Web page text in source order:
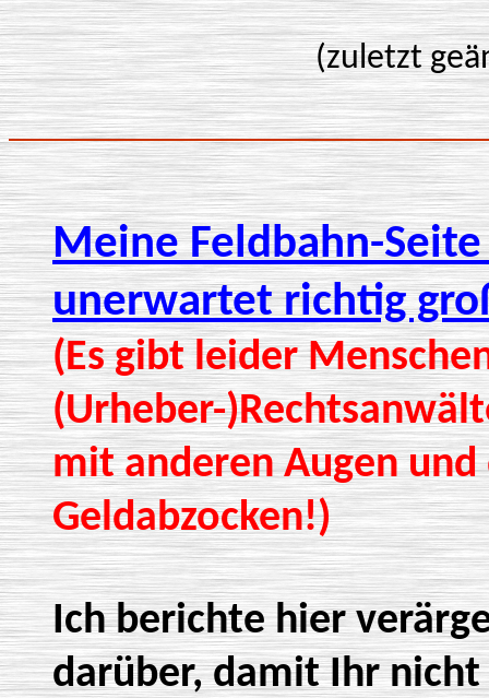
(zuletzt
Meine Feldbahn-
unerwartet richtig
(Es gibt leider
(Urheber-
mit anderen Augen und
Geldabzocken!)
Ich berichte hier
darüber, damit Ihr